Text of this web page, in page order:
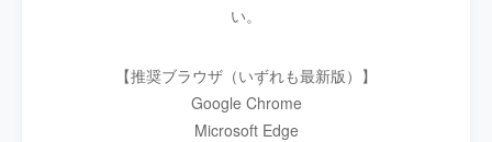
い。
【推奨ブラウザ（いずれも最新版）】
Google Chrome
Microsoft Edge